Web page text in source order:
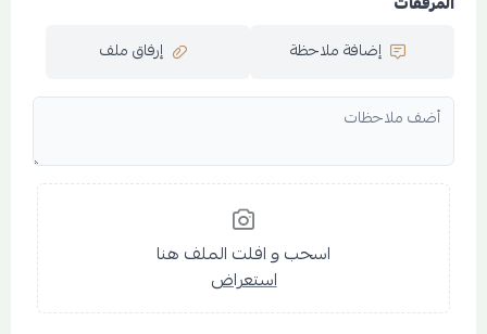
العائلة العطرية: شرقية
القمة العطرية : الكشمش الاسود -الياسمين -البرغموث
الوسط العطري : الاوركيد -التوابل -نوتات الفواكة
القاعدة العطرية : الشيكولاتة المكسيكة - الباتشولي - البخور
إضافة ملاحظة
إرفاق ملف
اسحب و افلت الملف هنا
استعراض